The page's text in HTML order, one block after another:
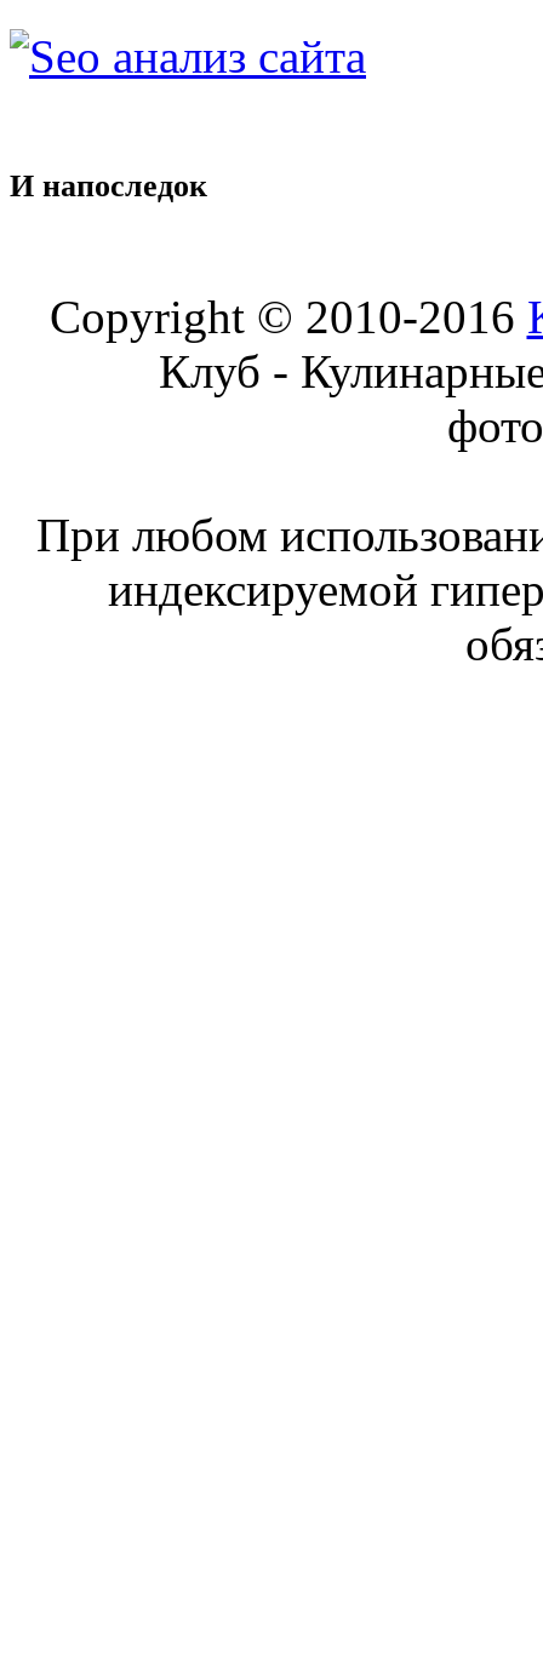
И напоследок
Copyright © 2010-2016
Клуб -
При любом
индексируемой